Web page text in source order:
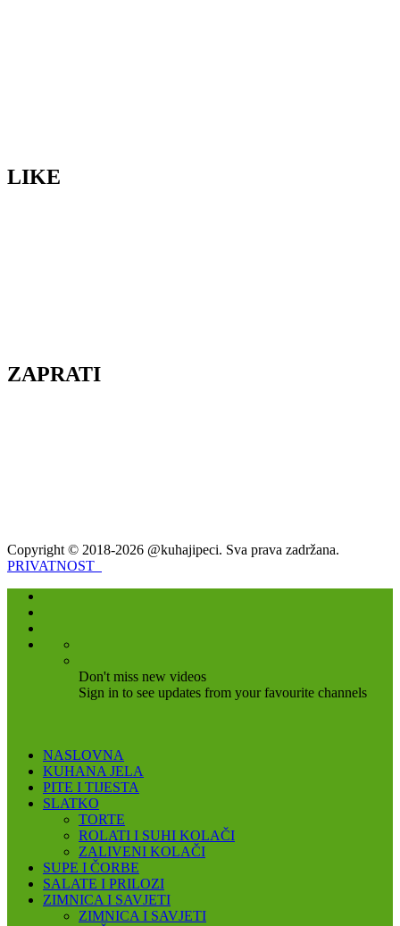
LIKE
ZAPRATI
Copyright © 2018-2026 @kuhajipeci. Sva prava zadržana.
PRIVATNOST
Don't miss new videos
Sign in to see updates from your favourite channels
NASLOVNA
KUHANA JELA
PITE I TIJESTA
SLATKO
TORTE
ROLATI I SUHI KOLAČI
ZALIVENI KOLAČI
SUPE I ČORBE
SALATE I PRILOZI
ZIMNICA I SAVJETI
ZIMNICA I SAVJETI